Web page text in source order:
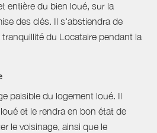
entière du bien loué, sur la
des clés. Il s'abstiendra de
du Locataire pendant la
paisible du logement loué. Il
et le rendra en bon état de
le voisinage, ainsi que le